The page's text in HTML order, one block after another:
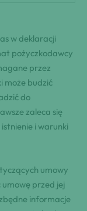
w deklaracji
pożyczkodawcy
przez
może budzić
do
zaleca się
i warunki
umowy
przed jej
informacje